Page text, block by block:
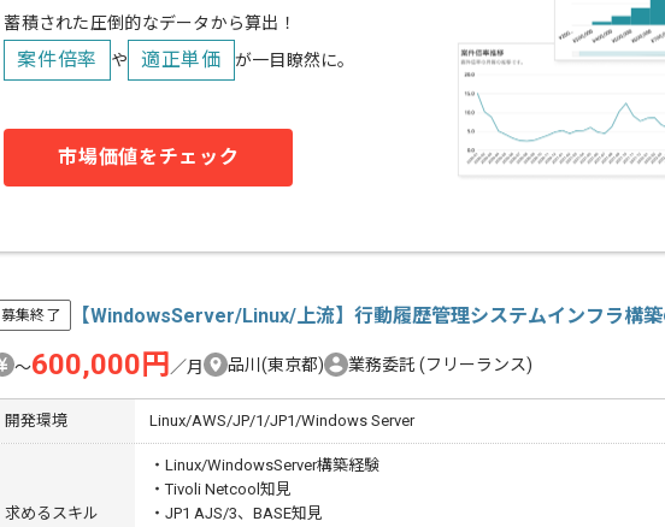
蓄積された圧倒的なデータから算出！
案件倍率 や 適正単価 が一目瞭然に。
市場価値をチェック
募集終了 【WindowsServer/Linux/上流】行動履歴管理システムインフラ構
〜600,000円 ／月 品川(東京都) 業務委託 (フリーランス)
開発環境 Linux/AWS/JP/1/JP1/Windows Server
求めるスキル
・Linux/WindowsServer構築経験
・Tivoli Netcool知見
・JP1 AJS/3、BASE知見